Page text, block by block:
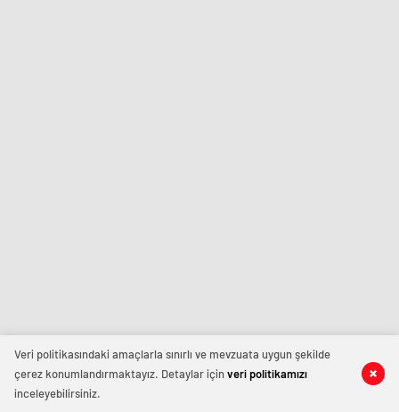
Veri politikasındaki amaçlarla sınırlı ve mevzuata uygun şekilde
çerez konumlandırmaktayız. Detaylar içinveri politikamızı
inceleyebilirsiniz.